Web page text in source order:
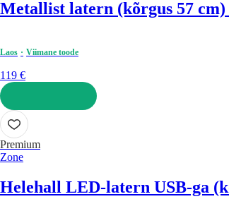
Metallist latern (kõrgus 57
Laos Viimane toode
119 €
LISA OSTUKORVI
Premium
Zone
Helehall LED-latern USB-ga